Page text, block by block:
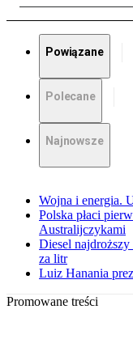
Powiązane
Polecane
Najnowsze
Wojna i energia.
Polska płaci
Australijczykami
Diesel
za litr
Luiz Hanania
Promowane treści